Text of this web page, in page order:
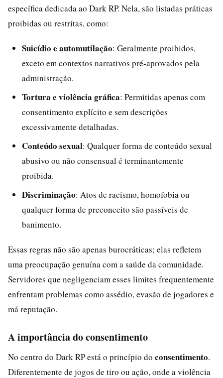
específica dedicada ao Dark RP. Nela, são listadas práticas
proibidas ou restritas, como:
Suicídio e automutilação: Geralmente proibidos,
exceto em contextos narrativos pré-aprovados pela
administração.
Tortura e violência gráfica: Permitidas apenas com
consentimento explícito e sem descrições
excessivamente detalhadas.
Conteúdo sexual: Qualquer forma de conteúdo sexual
abusivo ou não consensual é terminantemente
proibida.
Discriminação: Atos de racismo, homofobia ou
qualquer forma de preconceito são passíveis de
banimento.
Essas regras não são apenas burocráticas; elas refletem
uma preocupação genuína com a saúde da comunidade.
Servidores que negligenciam esses limites frequentemente
enfrentam problemas como assédio, evasão de jogadores e
má reputação.
A importância do consentimento
No centro do Dark RP está o princípio do consentimento.
Diferentemente de jogos de tiro ou ação, onde a violência